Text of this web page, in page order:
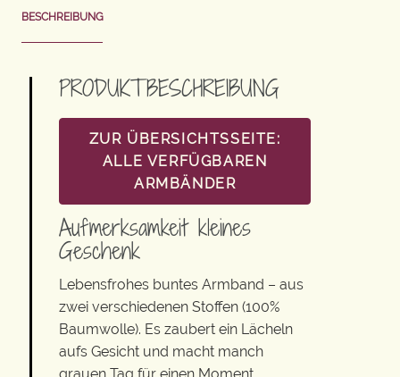
BESCHREIBUNG
PRODUKTBESCHREIBUNG
ZUR ÜBERSICHTSSEITE:
ALLE VERFÜGBAREN
ARMBÄNDER
Aufmerksamkeit kleines
Geschenk
Lebensfrohes buntes Armband – aus
zwei verschiedenen Stoffen (100%
Baumwolle). Es zaubert ein Lächeln
aufs Gesicht und macht manch